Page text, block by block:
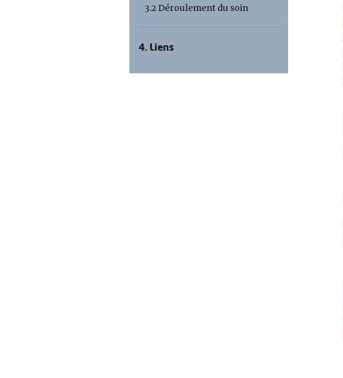
3.2 Déroulement du soin
4. Liens